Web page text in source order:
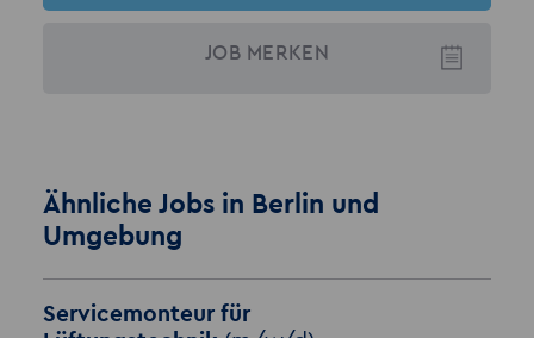
JOB MERKEN
Ähnliche Jobs in Berlin und
Umgebung
Servicemonteur für